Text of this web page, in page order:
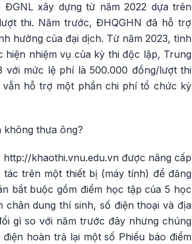
xây dựng từ năm 2022 dựa trên
thi. Năm trước, ĐHQGHN đã hỗ trợ
hưởng của đại dịch. Từ năm 2023, tình
nhiệm vụ của kỳ thi độc lập, Trung
với mức lệ phí là 500.000 đồng/lượt thi
hỗ trợ một phần chi phí tổ chức kỳ
không thưa ông?
khaothi.vnu.edu.vn được nâng cấp
trên một thiết bị (máy tính) để đăng
bắt buộc gồm điểm học tập của 5 học
chân dung thí sinh, số điện thoại và địa
gì so với năm trước đây nhưng chúng
hoàn trả lại một số Phiếu báo điểm